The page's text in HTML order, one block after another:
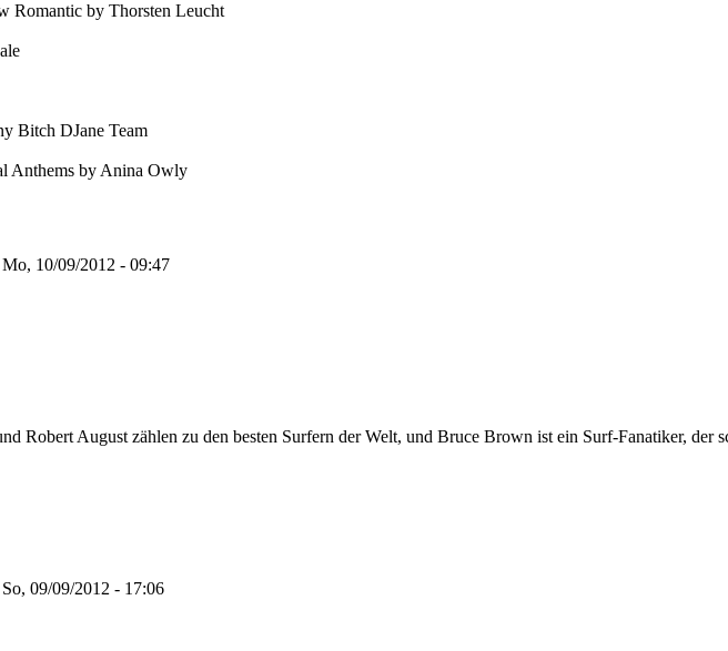
Romantic by Thorsten Leucht
Bitch DJane Team
Anthems by Anina Owly
10/09/2012 - 09:47
Robert August zählen zu den besten Surfern der Welt, und Bruce Brown ist ein Surf-Fanatiker, der
09/09/2012 - 17:06